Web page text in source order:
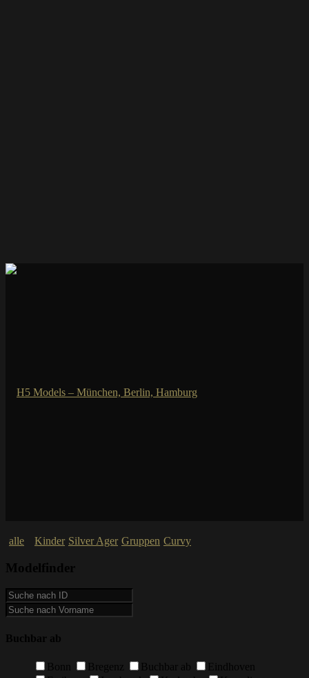
alle Kinder Silver Ager Gruppen Curvy
Modelfinder
Buchbar ab
Bonn Bregenz Buchbar ab
Eindhoven